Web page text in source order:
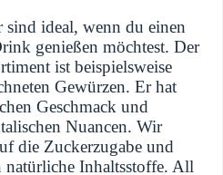
ideal, wenn du einen
genießen möchtest. Der
ist beispielsweise
Gewürzen. Er hat
Geschmack und
Nuancen. Wir
die Zuckerzugabe und
natürliche Inhaltsstoffe. All